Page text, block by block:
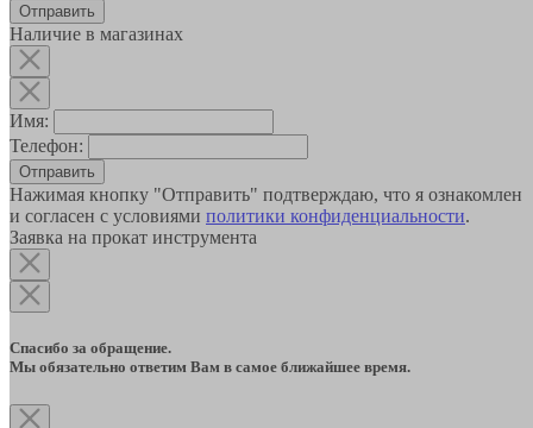
Наличие в магазинах
Имя:
Телефон:
Отправить
Нажимая кнопку "Отправить" подтверждаю, что я ознакомлен
и согласен с условиями политики конфиденциальности.
Заявка на прокат инструмента
Спасибо за обращение.
Мы обязательно ответим Вам в самое ближайшее время.